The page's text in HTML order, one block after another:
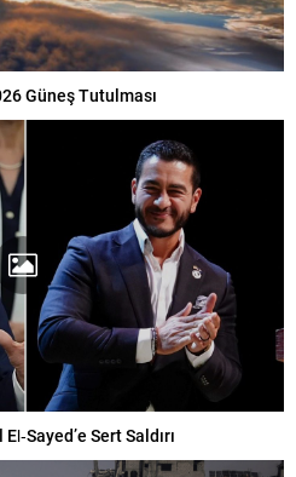
Güneş Tutulması
Sert Saldırı